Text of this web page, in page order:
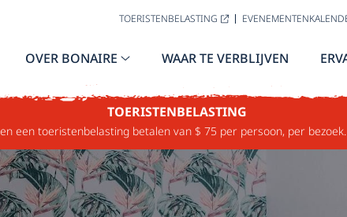
TOERISTENBELASTING
OVER BONAIRE WAAR TE VERBLIJVEN
TOERISTENBELASTING
een toeristenbelasting betalen van $ 75 per persoon, per bezoek.